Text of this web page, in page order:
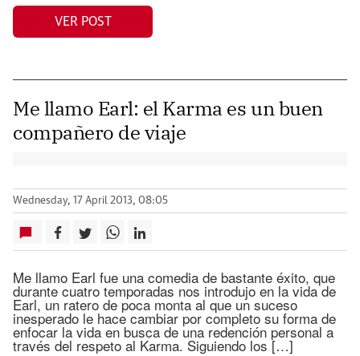
VER POST
Me llamo Earl: el Karma es un buen
compañero de viaje
Wednesday, 17 April 2013, 08:05
Me llamo Earl fue una comedia de bastante éxito, que
durante cuatro temporadas nos introdujo en la vida de
Earl, un ratero de poca monta al que un suceso
inesperado le hace cambiar por completo su forma de
enfocar la vida en busca de una redención personal a
través del respeto al Karma. Siguiendo los […]